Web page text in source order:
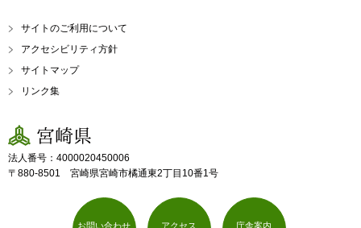
サイトのご利用について
アクセシビリティ方針
サイトマップ
リンク集
宮崎県
法人番号：4000020450006
〒880-8501 宮崎県宮崎市橘通東2丁目10番1号
お問い合わせ アクセス 庁舎案内